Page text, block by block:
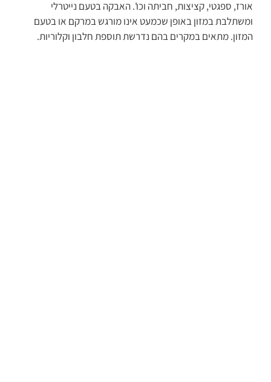
אורז, ספגטי, קציצות, חביתה וכו'. האבקה בטעם נייטרלי
ומשתלבת במזון באופן שכמעט אינו מורגש במרקם או בטעם
המזון. מתאים במקרים בהם נדרשת תוספת חלבון וקלוריות.